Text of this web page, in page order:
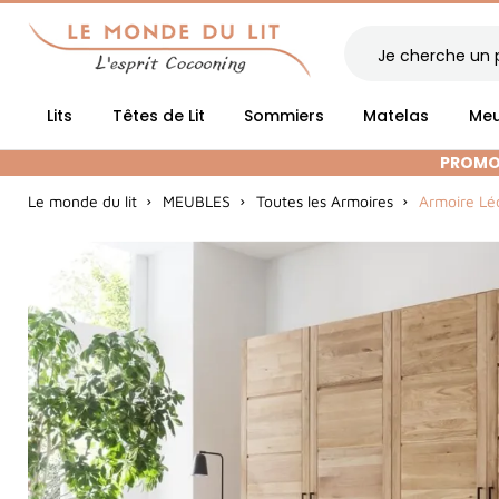
Lits Têtes de Lit Sommiers Matelas
Le monde du lit MEUBLES Toutes les Armoires Armoire